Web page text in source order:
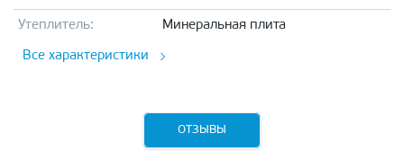
Утеплитель: Минеральная плита
Все характеристики
ОТЗЫВЫ